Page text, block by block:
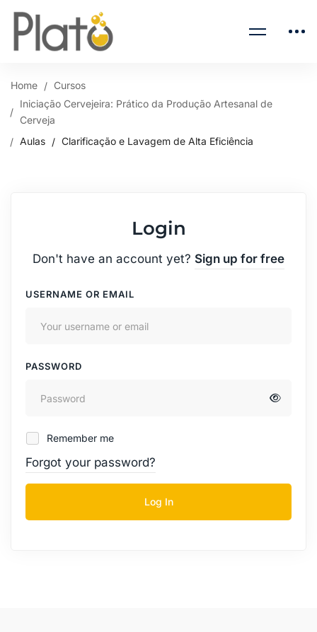
Home
Cursos
Iniciação Cervejeira: Prático da Produção Artesanal de
Cerveja
Aulas
Clarificação e Lavagem de Alta Eficiência
Login
Don't have an account yet? Sign up for free
USERNAME OR EMAIL
PASSWORD
Remember me
Forgot your password?
Log In